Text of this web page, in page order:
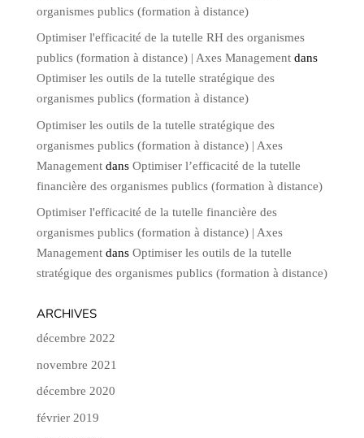
organismes publics (formation à distance)
Optimiser l'efficacité de la tutelle RH des organismes
publics (formation à distance) | Axes Managementdans
Optimiser les outils de la tutelle stratégique des
organismes publics (formation à distance)
Optimiser les outils de la tutelle stratégique des
organismes publics (formation à distance) | Axes
Managementdans Optimiser l’efficacité de la tutelle
financière des organismes publics (formation à distance)
Optimiser l'efficacité de la tutelle financière des
organismes publics (formation à distance) | Axes
Managementdans Optimiser les outils de la tutelle
stratégique des organismes publics (formation à distance)
ARCHIVES
décembre 2022
novembre 2021
décembre 2020
février 2019